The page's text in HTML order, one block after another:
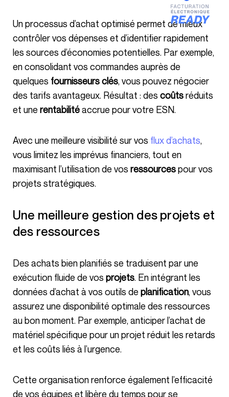
Un processus d’achat optimisé permet de mieux
contrôler vos dépenses et d’identifier rapidement
les sources d’économies potentielles. Par exemple,
en consolidant vos commandes auprès de
quelques fournisseurs clés, vous pouvez négocier
des tarifs avantageux. Résultat : des coûtsréduits
et une rentabilitéaccrue pour votre ESN.
Avec une meilleure visibilité sur vos flux d’achats,
vous limitez les imprévus financiers, tout en
maximisant l’utilisation de vos ressourcespour vos
projets stratégiques.
Une meilleure gestion des projets et
des ressources
Des achats bien planifiés se traduisent par une
exécution fluide de vos projets. En intégrant les
données d’achat à vos outils de planification, vous
assurez une disponibilité optimale des ressources
au bon moment. Par exemple, anticiper l’achat de
matériel spécifique pour un projet réduit les retards
et les coûts liés à l’urgence.
Cette organisation renforce également l’efficacité
de vos équipes et libère du temps pour se